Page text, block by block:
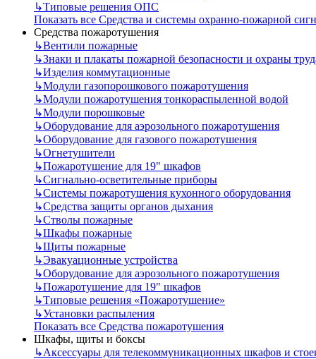
↳Типовые решения ОПС
Показать все Средства и системы охранно-пожарной
Средства пожаротушения
↳Вентили пожарные
↳Знаки и плакаты пожарной безопасности и охраны
↳Изделия коммутационные
↳Модули газопорошкового пожаротушения
↳Модули пожаротушения тонкораспыленной водой
↳Модули порошковые
↳Оборудование для аэрозольного пожаротушения
↳Оборудование для газового пожаротушения
↳Огнетушители
↳Пожаротушение для 19" шкафов
↳Сигнально-осветительные приборы
↳Системы пожаротушения кухонного оборудования
↳Средства защиты органов дыхания
↳Стволы пожарные
↳Шкафы пожарные
↳Щиты пожарные
↳Эвакуационные устройства
↳Оборудование для аэрозольного пожаротушения
↳Пожаротушение для 19" шкафов
↳Типовые решения «Пожаротушение»
↳Установки распыления
Показать все Средства пожаротушения
Шкафы, щиты и боксы
↳Аксессуары для телекоммуникационных шкафов и